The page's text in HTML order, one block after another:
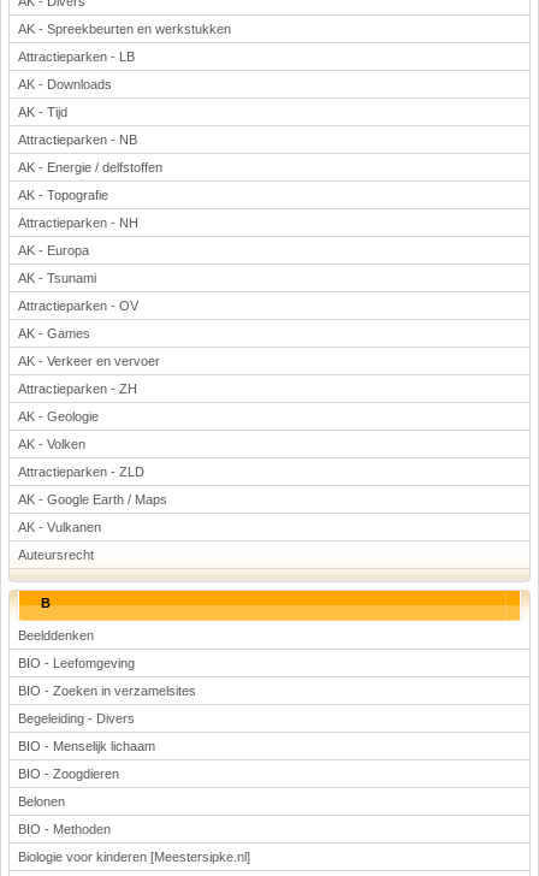
AK - Spreekbeurten en werkstukken
Attractieparken - LB
AK - Downloads
AK - Tijd
Attractieparken - NB
AK - Energie / delfstoffen
AK - Topografie
Attractieparken - NH
AK - Europa
AK - Tsunami
Attractieparken - OV
AK - Games
AK - Verkeer en vervoer
Attractieparken - ZH
AK - Geologie
AK - Volken
Attractieparken - ZLD
AK - Google Earth / Maps
AK - Vulkanen
Auteursrecht
B
Beelddenken
BIO - Leefomgeving
BIO - Zoeken in verzamelsites
Begeleiding - Divers
BIO - Menselijk lichaam
BIO - Zoogdieren
Belonen
BIO - Methoden
Biologie voor kinderen [Meestersipke.nl]